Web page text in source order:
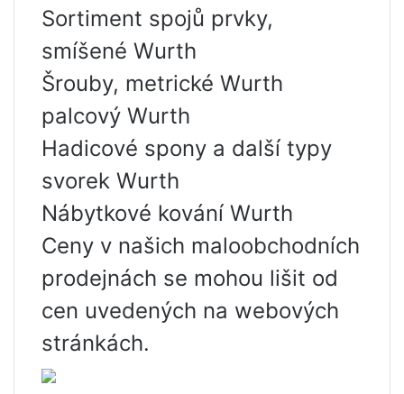
Sortiment spojů prvky,
smíšené Wurth
Šrouby, metrické Wurth
palcový Wurth
Hadicové spony a další typy
svorek Wurth
Nábytkové kování Wurth
Ceny v našich maloobchodních
prodejnách se mohou lišit od
cen uvedených na webových
stránkách.